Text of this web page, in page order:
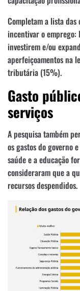
Completam a lista
incentivar o
investirem e/ou
aperfeiçoamentos na
tributária (15%).
Gasto
serviços
A pesquisa também
os gastos do governo
saúde e a educação
consideraram que a
recursos despendidos.